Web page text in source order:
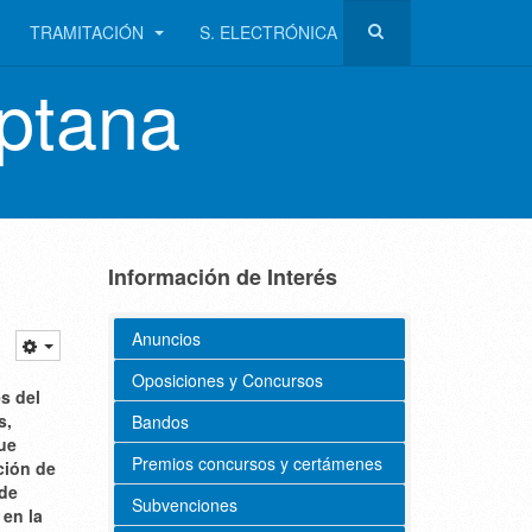
TRAMITACIÓN S. ELECTRÓNICA
del
de
la
Información de Interés
Anuncios
Oposiciones y Concursos
Bandos
Premios concursos y certámenes
Subvenciones